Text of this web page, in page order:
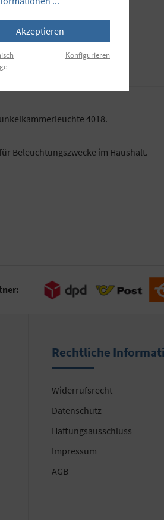
4018.
Beleuchtungszwecke im Haushalt.
Rechtliche
Widerrufsrecht
Datenschutz
Haftungsausschluss
Impressum
AGB
Akzeptieren
Konfigurieren